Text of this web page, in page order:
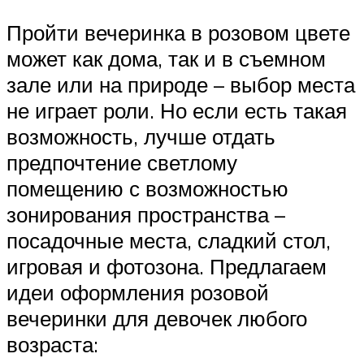
Пройти вечеринка в розовом цвете
может как дома, так и в съемном
зале или на природе – выбор места
не играет роли. Но если есть такая
возможность, лучше отдать
предпочтение светлому
помещению с возможностью
зонирования пространства –
посадочные места, сладкий стол,
игровая и фотозона. Предлагаем
идеи оформления розовой
вечеринки для девочек любого
возраста: